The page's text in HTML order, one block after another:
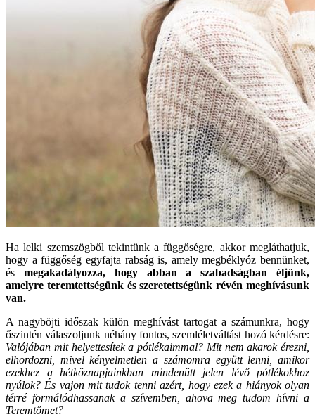
Ha lelki szemszögből tekintünk a függőségre, akkor megláthatjuk,
hogy a függőség egyfajta rabság is, amely megbéklyóz bennünket,
és megakadályozza, hogy abban a szabadságban éljünk,
amelyre teremtettségünk és szeretettségünk révén meghívásunk
van.
A nagyböjti időszak külön meghívást tartogat a számunkra, hogy
őszintén válaszoljunk néhány fontos, szemléletváltást hozó kérdésre:
Valójában mit helyettesítek a pótlékaimmal? Mit nem akarok érezni,
elhordozni, mivel kényelmetlen a számomra együtt lenni, amikor
ezekhez a hétköznapjainkban mindenütt jelen lévő pótlékokhoz
nyúlok? És vajon mit tudok tenni azért, hogy ezek a hiányok olyan
térré formálódhassanak a szívemben, ahova meg tudom hívni a
Teremtőmet?